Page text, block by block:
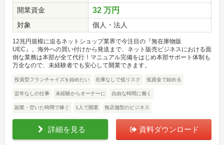
開業資金
32 万円
対象 個人・法人
12兆円規模に迫るネットショップ業界で今注目の『無在庫物販
UEC』。海外への買い付けから発送まで、ネット販売ビジネスにおける面
倒な業務は本部が全て代行！マニュアル完備をはじめ本部サポート体制も
万全なので、未経験者でも安心して開業できます。
投資型フランチャイズを始めたい 在庫なしで低リスク 低資金で始める
定年なしの仕事 未経験からオーナーに 自由な時間に働く
副業・空いた時間で稼ぐ 1人で開業 無店舗型のビジネス
詳細を見る 資料ダウンロード